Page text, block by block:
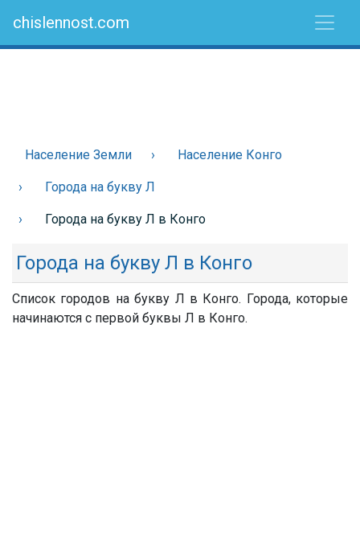
chislennost.com
Население Земли Население Конго
Города на букву Л
Города на букву Л в Конго
Города на букву Л в Конго
Список городов на букву Л в Конго. Города, которые
начинаются с первой буквы Л в Конго.